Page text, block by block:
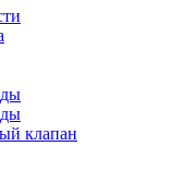
клапан